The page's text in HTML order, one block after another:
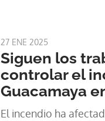
27 ENE 2025
Siguen los
controlar el
Guacamaya
El incendio ha